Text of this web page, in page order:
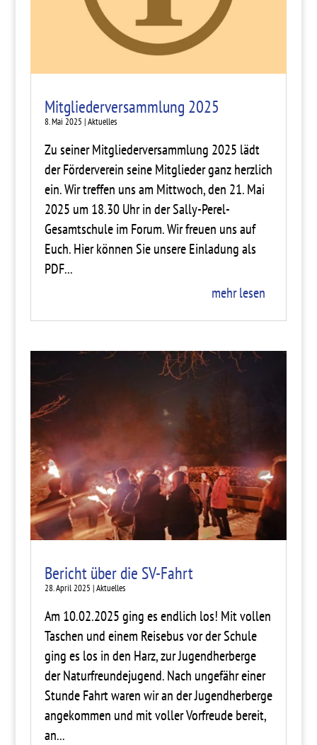
Mitgliederversammlung 2025
8. Mai 2025 |Aktuelles
Zu seiner Mitgliederversammlung 2025 lädt
der Förderverein seine Mitglieder ganz herzlich
ein.​ Wir treffen uns am Mittwoch, den 21. Mai
2025 um 18.30 Uhr in der Sally-Perel-
Gesamtschule im Forum. Wir freuen uns auf
Euch. Hier können Sie unsere Einladung als
PDF...
mehr lesen
Bericht über die SV-Fahrt
28. April 2025 |Aktuelles
Am 10.02.2025 ging es endlich los! Mit vollen
Taschen und einem Reisebus vor der Schule
ging es los in den Harz, zur Jugendherberge
der Naturfreundejugend. Nach ungefähr einer
Stunde Fahrt waren wir an der Jugendherberge
angekommen und mit voller Vorfreude bereit,
an...